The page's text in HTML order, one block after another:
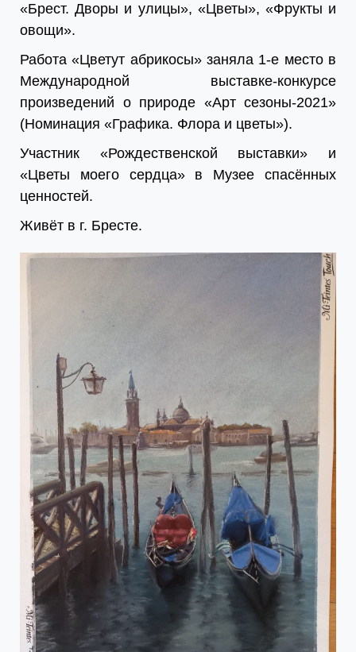
«Брест. Дворы и улицы», «Цветы», «Фрукты и
овощи».
Работа «Цветут абрикосы» заняла 1-е место в
Международной выставке-конкурсе
произведений о природе «Арт сезоны-2021»
(Номинация «Графика. Флора и цветы»).
Участник «Рождественской выставки» и
«Цветы моего сердца» в Музее спасённых
ценностей.
Живёт в г. Бресте.